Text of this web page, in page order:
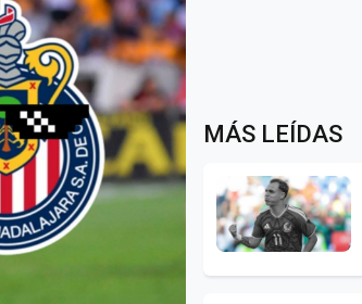
MÁS LEÍDAS